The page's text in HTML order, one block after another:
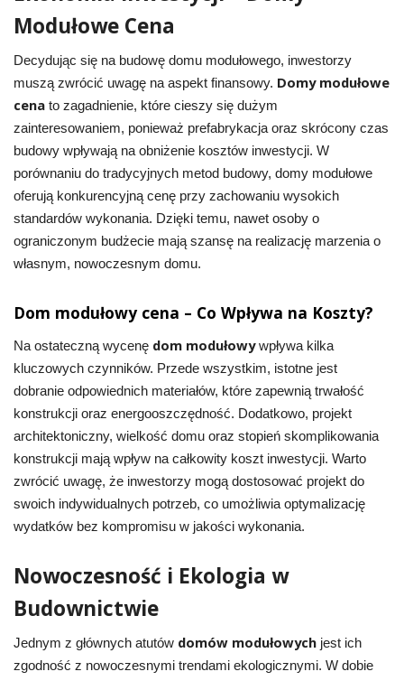
Modułowe Cena
Decydując się na budowę domu modułowego, inwestorzy
muszą zwrócić uwagę na aspekt finansowy. Domy modułowe
cenato zagadnienie, które cieszy się dużym
zainteresowaniem, ponieważ prefabrykacja oraz skrócony czas
budowy wpływają na obniżenie kosztów inwestycji. W
porównaniu do tradycyjnych metod budowy, domy modułowe
oferują konkurencyjną cenę przy zachowaniu wysokich
standardów wykonania. Dzięki temu, nawet osoby o
ograniczonym budżecie mają szansę na realizację marzenia o
własnym, nowoczesnym domu.
Dom modułowy cena – Co Wpływa na Koszty?
Na ostateczną wycenę dom modułowywpływa kilka
kluczowych czynników. Przede wszystkim, istotne jest
dobranie odpowiednich materiałów, które zapewnią trwałość
konstrukcji oraz energooszczędność. Dodatkowo, projekt
architektoniczny, wielkość domu oraz stopień skomplikowania
konstrukcji mają wpływ na całkowity koszt inwestycji. Warto
zwrócić uwagę, że inwestorzy mogą dostosować projekt do
swoich indywidualnych potrzeb, co umożliwia optymalizację
wydatków bez kompromisu w jakości wykonania.
Nowoczesność i Ekologia w
Budownictwie
Jednym z głównych atutów domów modułowychjest ich
zgodność z nowoczesnymi trendami ekologicznymi. W dobie